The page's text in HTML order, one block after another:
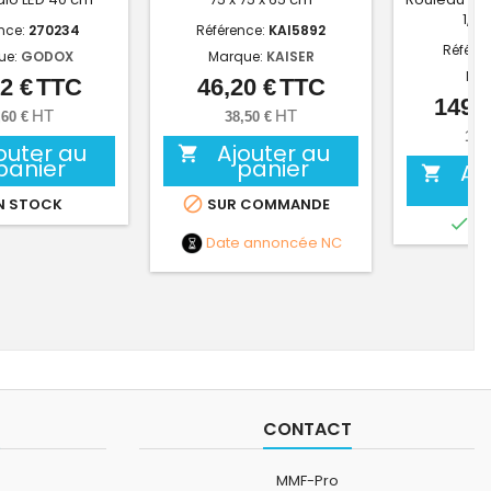
270234
GODOX
Prix
€TTC
€ HT
au
STOCK
Référence: KAI5892
Marque: KAISER
Prix
46,20 €TTC
38,50 € HT
 Ajouter au
panier
 SUR COMMANDE
Date annoncée NC


CONTACT
MMF-Pro